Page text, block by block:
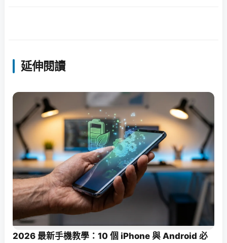
延伸閱讀
2026 最新手機教學：10 個 iPhone 與 Android 必